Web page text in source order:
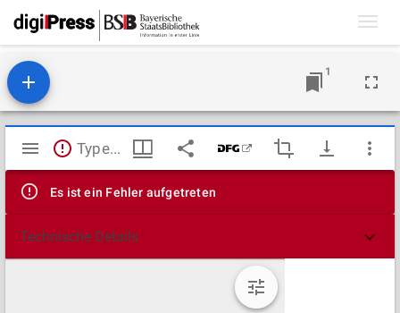
1
Mirador
Viewer
TypeError: Failed to fetch
Es ist ein Fehler aufgetreten
Technische Details